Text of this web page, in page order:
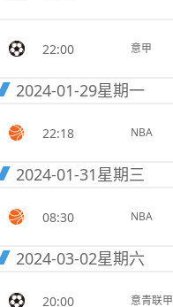
22:00 意甲
2024-01-29星期一
22:18 NBA
2024-01-31星期三
08:30 NBA
2024-03-02星期六
20:00 意青联甲